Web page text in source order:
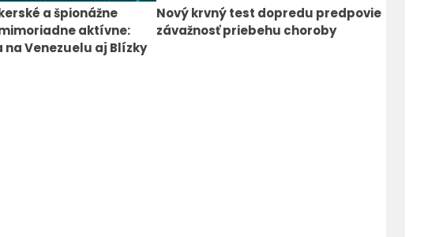
a špionážne
aktívne:
na Venezuelu aj Blízky
Nový krvný test dopredu predpovie
závažnosť priebehu choroby